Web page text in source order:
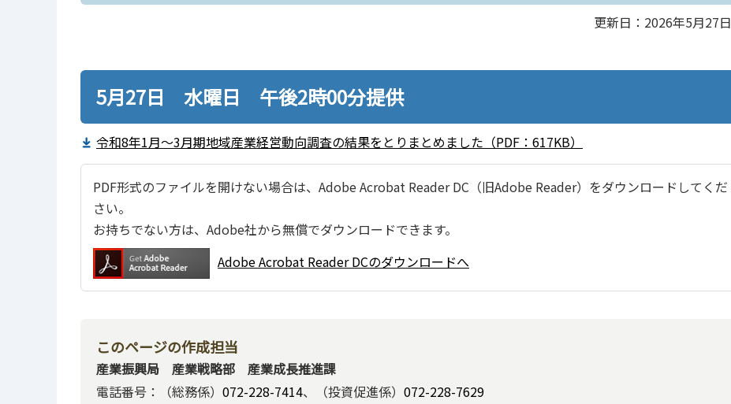
更新日：2026年5月27日
5月27日 水曜日 午後2時00分提供
令和8年1月～3月期地域産業経営動向調査の結果をとりまとめました（PDF：617KB）
PDF形式のファイルを開けない場合は、Adobe Acrobat Reader DC（旧Adobe Reader）をダウンロードしてくだ
さい。
お持ちでない方は、Adobe社から無償でダウンロードできます。
Adobe Acrobat Reader DCのダウンロードへ
このページの作成担当
産業振興局 産業戦略部 産業成長推進課
電話番号：（総務係） 072-228-7414、（投資促進係） 072-228-7629